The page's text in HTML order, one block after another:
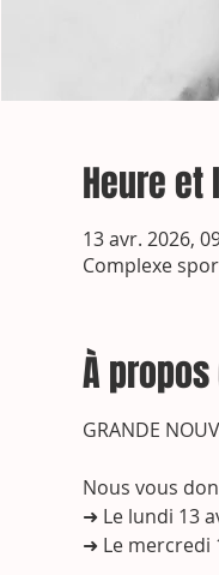
Heure et
13 avr. 2026,
Complexe
À
GRANDE
Nous vous
➜ Le lundi 13
➜ Le mercredi